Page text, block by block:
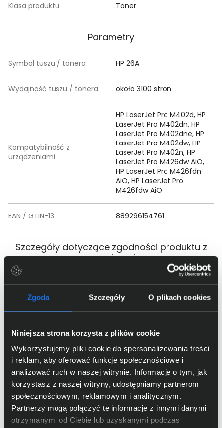
Zgoda Szczegóły O plikach cookies
Niniejsza strona korzysta z plików cookie
Wykorzystujemy pliki cookie do spersonalizowania treści
i reklam, aby oferować funkcje społecznościowe i
analizować ruch w naszej witrynie. Informacje o tym, jak
korzystasz z naszej witryny, udostępniamy partnerom
społecznościowym, reklamowym i analitycznym.
Partnerzy mogą połączyć te informacje z innymi danymi
otrzymanymi od Ciebie lub uzyskanymi podczas
Klasa produktu Toner
Parametry
Symbol tuszu / tonera HP 26A
Wydajność tuszu / tonera około 3100 stron
Kompatybilność z
urządzeniami
HP LaserJet Pro M402d, HP
LaserJet Pro M402dn, HP
LaserJet Pro M402dne, HP
LaserJet Pro M402dw, HP
LaserJet Pro M402n, HP
LaserJet Pro M426dw AiO,
HP LaserJet Pro M426fdn
AiO, HP LaserJet Pro
M426fdw AiO
EAN / GTIN-13 889296154761
Szczegóły dotyczące zgodności produktu z
przepisami
Dane producenta
HP Inc.; 1501 Page Mill Road,
Palo Alto, CA 94304, United
States; Phone:+ 1 650-857-
1501
produkt
HP REG 23010; 08028
Barcelona, Spain; Email
contact:
reg@hp.com
Produkty podobne